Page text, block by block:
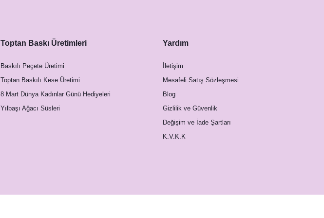
Toptan Baskı Üretimleri
Baskılı Peçete Üretimi
Toptan Baskılı Kese Üretimi
8 Mart Dünya Kadınlar Günü Hediyeleri
Yılbaşı Ağacı Süsleri
Yardım
İletişim
Mesafeli Satış Sözleşmesi
Blog
Gizlilik ve Güvenlik
Değişim ve İade Şartları
K.V.K.K